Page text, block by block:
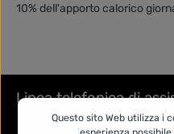
10% dell'apporto calorico
Linea telefonica di
Questo sito Web utilizza i